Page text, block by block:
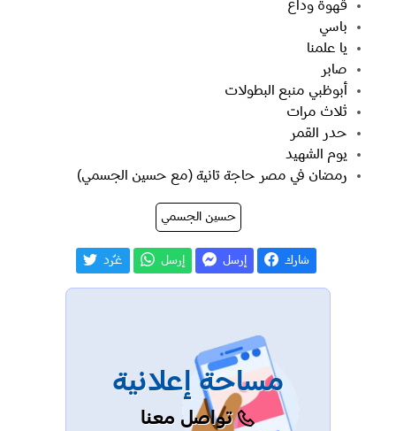
قهوة وداع
باسي
يا علمنا
صابر
أبوظبي منبع البطولات
ثلاث مرات
حدر القمر
يوم الشهيد
رمضان في مصر حاجة تانية (مع حسين الجسمي)
حسين الجسمي
شارك إرسل إرسل غـّرد
مساحة إعلانية
تواصل معنا